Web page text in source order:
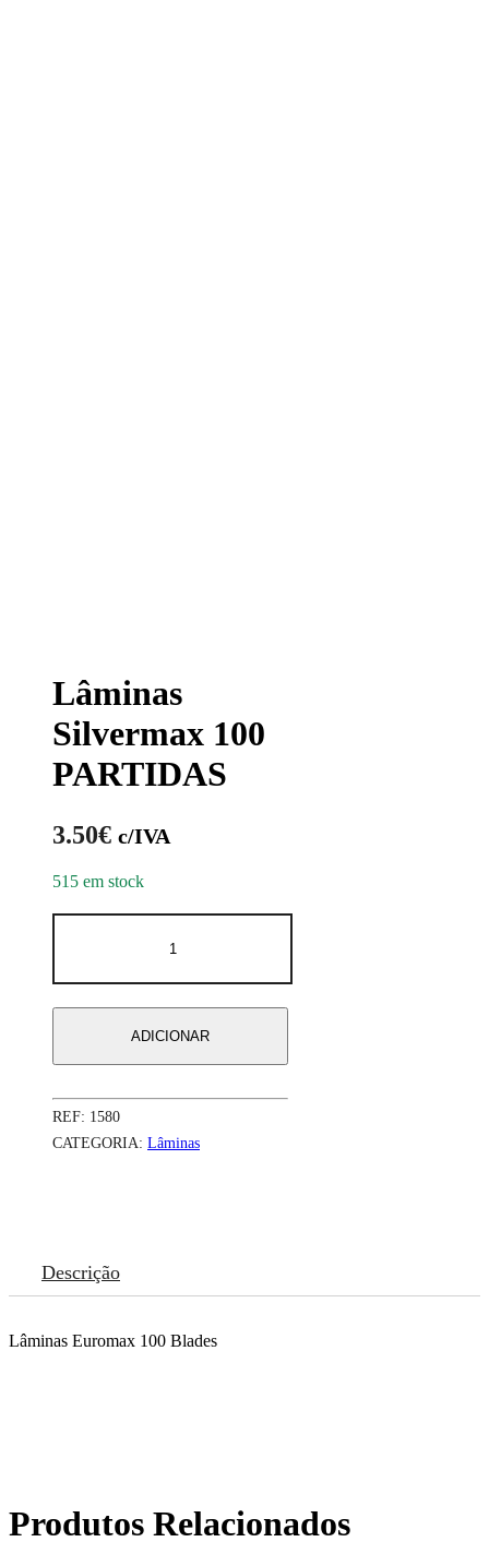
Lâminas
Silvermax 100
PARTIDAS
3.50€ c/IVA
515 em stock
de
Silvermax
ADICIONAR
REF: 1580
CATEGORIA: Lâminas
Descrição
Lâminas Euromax 100 Blades
Produtos Relacionados